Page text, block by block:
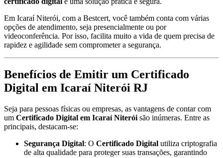
Em Icaraí Niterói, com a Bestcert, você também conta com várias
opções de atendimento, seja presencialmente ou por
videoconferência. Por isso, facilita muito a vida de quem precisa de
rapidez e agilidade sem comprometer a segurança.
Benefícios de Emitir um Certificado
Digital em Icaraí Niterói RJ
Seja para pessoas físicas ou empresas, as vantagens de contar com
um Certificado Digital em Icaraí Niterói são inúmeras. Entre as
principais, destacam-se:
Segurança Digital: O Certificado Digital utiliza criptografia
de alta qualidade para proteger suas transações, garantindo